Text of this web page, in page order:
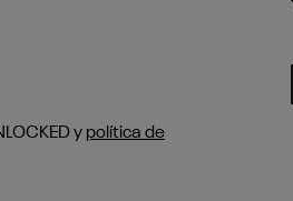
y política de